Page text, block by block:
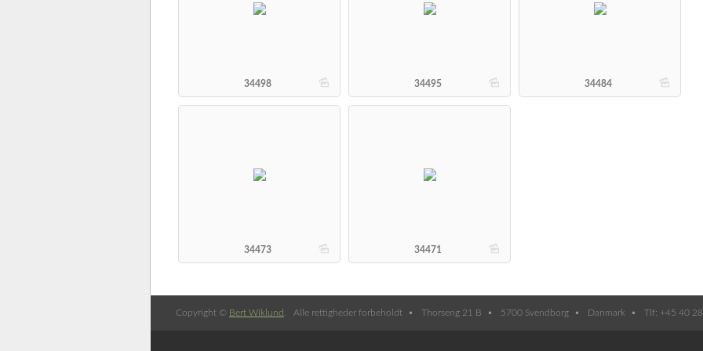
b
34498 b
34495 b
34484
b
34473 b
34471
Copyright © Bert Wiklund . Alle rettigheder forbeholdt Thorseng 21 B 5700 Svendborg Danmark Tlf: +45 40